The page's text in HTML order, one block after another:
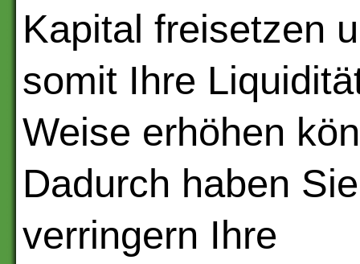
Kapital freisetzen
somit Ihre
Weise erhöhen
Dadurch haben
verringern Ihre